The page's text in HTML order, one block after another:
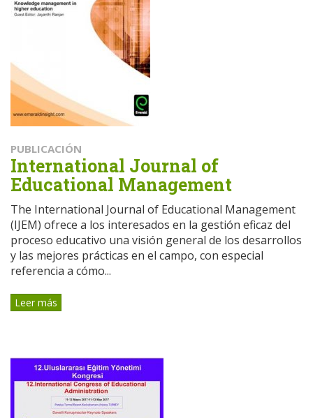
PUBLICACIÓN
International Journal of
Educational Management
The International Journal of Educational Management
(IJEM) ofrece a los interesados ​​en la gestión eficaz del
proceso educativo una visión general de los desarrollos
y las mejores prácticas en el campo, con especial
referencia a cómo...
Leer más